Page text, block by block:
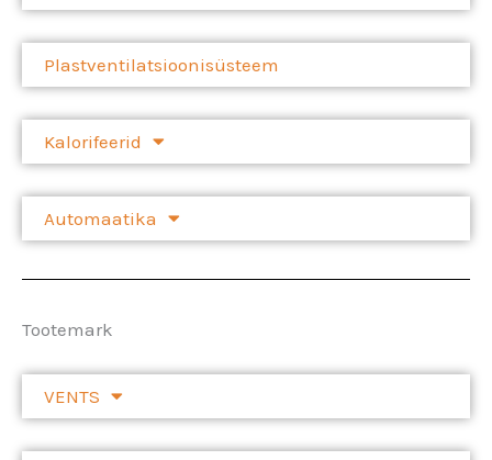
Plastventilatsioonisüsteem
Kalorifeerid
Automaatika
Tootemark
VENTS